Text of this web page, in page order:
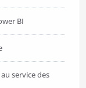
BI
service des